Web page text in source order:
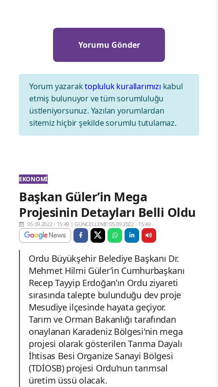
Yorum yazaraktopluluk kurallarımızı kabul
etmiş bulunuyor ve tüm sorumluluğu
üstleniyorsunuz. Yazılan yorumlardan
sitemiz hiçbir şekilde sorumlu tutulamaz.
EKONOMI
Başkan Güler’in Mega
Projesinin Detayları Belli Oldu
05.09.2022 - 15:49 |GÜNCELLEME:05.09.2022 - 15:49
Ordu Büyükşehir Belediye Başkanı Dr.
Mehmet Hilmi Güler’in Cumhurbaşkanı
Recep Tayyip Erdoğan’ın Ordu ziyareti
sırasında talepte bulunduğu dev proje
Mesudiye ilçesinde hayata geçiyor.
Tarım ve Orman Bakanlığı tarafından
onaylanan Karadeniz Bölgesi'nin mega
projesi olarak gösterilen Tarıma Dayalı
İhtisas Besi Organize Sanayi Bölgesi
(TDİOSB) projesi Ordu’nun tarımsal
üretim üssü olacak.